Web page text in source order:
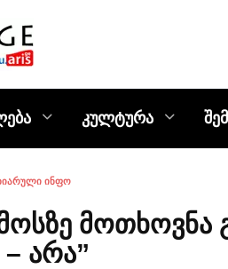
კულტურა
ᲘᲜᲤᲝ
მოთხოვნა
არა”